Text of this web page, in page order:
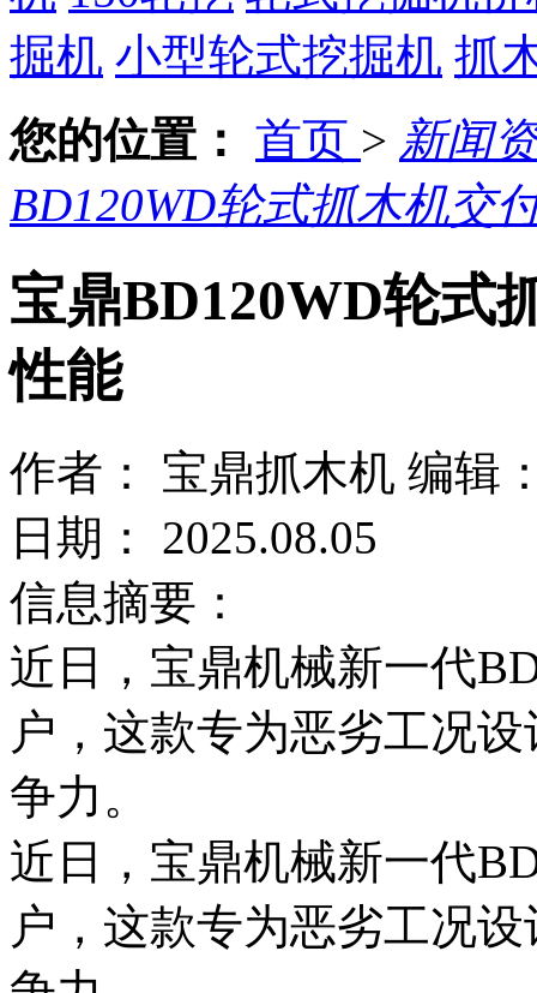
掘机 小型轮式挖掘机 抓
您的位置： 首页 > 新闻
BD120WD轮式抓木机交
宝鼎BD120WD轮式
性能
作者： 宝鼎抓木机 编辑
日期： 2025.08.05
信息摘要：
近日，宝鼎机械新一代
户，这款专为恶劣工况
争力。
近日，宝鼎机械新一代
户，这款专为恶劣工况